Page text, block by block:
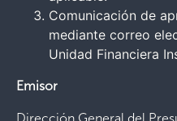
Comunicación de
mediante correo
Unidad Financiera
Emisor